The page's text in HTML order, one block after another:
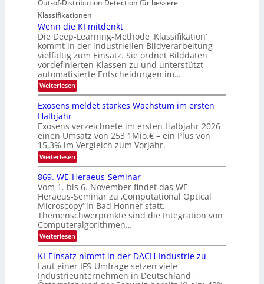
a
n
t
i
S
p
e
c
t
r
O
N
T
e
c
h
T
a
l
k
u
d
e
r
V
S
O
N
2
0
2
6
c
h
l
a
n
d
e
n
Out-of-Distribution Detection für bessere
Klassifikationen
Wenn die KI mitdenkt
Die Deep-Learning-Methode ‚Klassifikation‘
kommt in der industriellen Bildverarbeitung
vielfältig zum Einsatz. Sie ordnet Bilddaten
vordefinierten Klassen zu und unterstützt
automatisierte Entscheidungen im…
Weiterlesen:
W
n
d
i
e
K
I
m
i
t
d
e
n
k
t
Exosens meldet starkes Wachstum im ersten
Halbjahr
Exosens verzeichnete im ersten Halbjahr 2026
einen Umsatz von 253,1Mio.€ – ein Plus von
15,3% im Vergleich zum Vorjahr.
Weiterlesen:
E
x
o
s
e
n
s
m
e
l
d
e
t
s
t
869. WE-Heraeus-Seminar
Vom 1. bis 6. November findet das WE-
Heraeus-Seminar zu ‚Computational Optical
Microscopy‘ in Bad Honnef statt.
Themenschwerpunkte sind die Integration von
Computeralgorithmen…
Weiterlesen:
8
9
.
W
KI-Einsatz nimmt in der DACH-Industrie zu
Laut einer IFS-Umfrage setzen viele
Industrieunternehmen in Deutschland,